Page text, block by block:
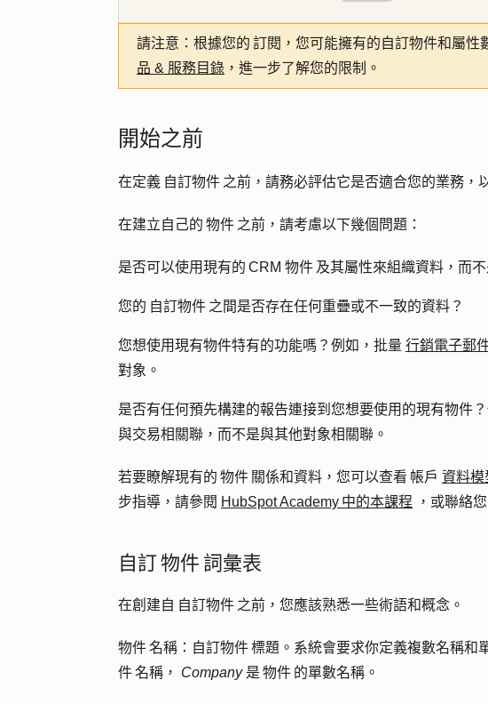
請注意： 根據您的 訂閱，您可能擁有的自訂物件和屬性
品 & 服務目錄 ，進一步了解您的限制。
開始之前
在定義 自訂物件 之前，請務必評估它是否適合您的業務，
在建立自己的 物件 之前，請考慮以下幾個問題：
是否可以使用現有的 CRM 物件 及其屬性來組織資料，而不
您的 自訂物件 之間是否存在任何重疊或不一致的資料？
您想使用現有物件特有的功能嗎？例如，批量 行銷電子郵
對象。
是否有任何預先構建的報告連接到您想要使用的現有物件？
與交易相關聯，而不是與其他對象相關聯。
若要瞭解現有的 物件 關係和資料，您可以查看 帳戶 資料模
步指導，請參閱 HubSpot Academy 中的本課程 ，或聯絡
自訂 物件 詞彙表
在創建自 自訂物件 之前，您應該熟悉一些術語和概念。
物件 名稱 ：自訂物件 標題。系統會要求你定義複數名稱和
件 名稱， Company是 物件 的單數名稱。